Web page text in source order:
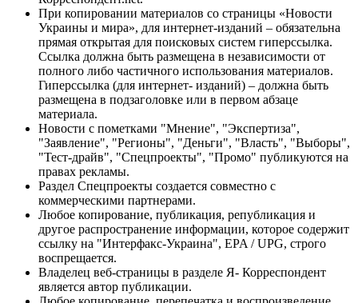
При копировании материалов со страницы «Новости
Украины и мира», для интернет-изданий – обязательна
прямая открытая для поисковых систем гиперссылка.
Ссылка должна быть размещена в независимости от
полного либо частичного использования материалов.
Гиперссылка (для интернет- изданий) – должна быть
размещена в подзаголовке или в первом абзаце
материала.
Новости с пометками "Мнение", "Экспертиза",
"Заявление", "Регионы", "Деньги", "Власть", "Выборы",
"Тест-драйв", "Спецпроекты", "Промо" публикуются на
правах рекламы.
Раздел Спецпроекты создается совместно с
коммерческими партнерами.
Любое копирование, публикация, републикация и
другое распространение информации, которое содержит
ссылку на "Интерфакс-Украина", EPA / UPG, строго
воспрещается.
Владелец веб-страницы в разделе Я- Корреспондент
является автор публикации.